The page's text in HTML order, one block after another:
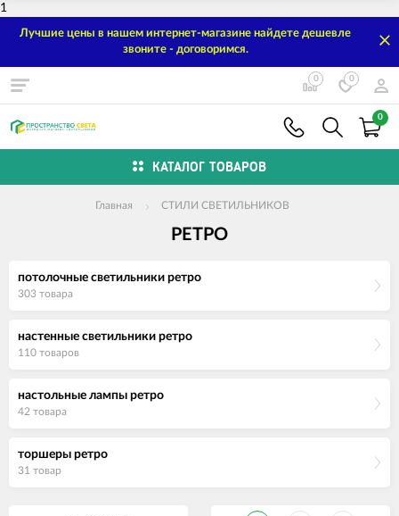
1
Лучшие цены в нашем интернет-магазине найдете дешевле
звоните - договоримся.
0 0
0
КАТАЛОГ ТОВАРОВ
Главная СТИЛИ СВЕТИЛЬНИКОВ
РЕТРО
потолочные светильники ретро
303 товара
настенные светильники ретро
110 товаров
настольные лампы ретро
42 товара
торшеры ретро
31 товар